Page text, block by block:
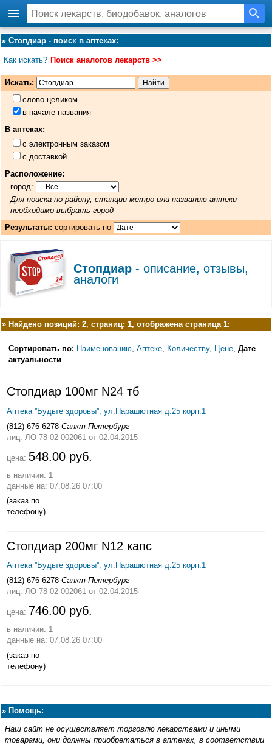
» Стопдиар - поиск в аптеках:
Как искать? Поиск аналогов лекарств >>
Искать:
слово целиком
в начале названия
В аптеках:
с электронным заказом
с доставкой
Расположение:
город:
Для поиска по району, станции метро или названию аптеки
необходимо выбрать город
Результаты: сортировать по
Стопдиар- описание, отзывы,
аналоги
» Найдено позиций: 2, страниц: 1, отображена страница 1:
Сортировать по: Наименованию Аптеке Количеству, Цене Дате
актуальности
Стопдиар 100мг N24 тб
Аптека ''Будьте здоровы'', ул.Парашютная д.25 корп.1
(812) 676-6278 Санкт-Петербург
лиц. ЛО-78-02-002061 от 02.04.2015
цена: 548.00 руб.
в наличии: 1
данные на: 07.08.26 07:00
(заказ по
телефону)
Стопдиар 200мг N12 капс
Аптека ''Будьте здоровы'', ул.Парашютная д.25 корп.1
(812) 676-6278 Санкт-Петербург
лиц. ЛО-78-02-002061 от 02.04.2015
цена: 746.00 руб.
в наличии: 1
данные на: 07.08.26 07:00
(заказ по
телефону)
» Помощь:
Наш сайт не осуществляет торговлю лекарствами и иными
товарами, они должны приобретаться в аптеках, в соответствии